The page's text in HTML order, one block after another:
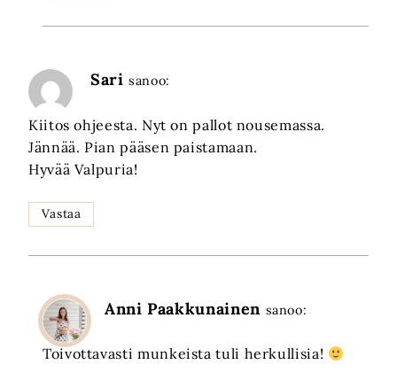
Sari sanoo:
Kiitos ohjeesta. Nyt on pallot nousemassa.
Jännää. Pian pääsen paistamaan.
Hyvää Valpuria!
Vastaa
Anni Paakkunainen sanoo:
Toivottavasti munkeista tuli herkullisia!